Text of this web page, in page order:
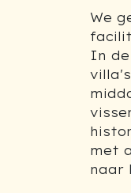
We
In
met
naar